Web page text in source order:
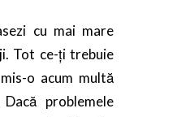
cu mai mare
Tot ce-ți trebuie
o acum multă
problemele